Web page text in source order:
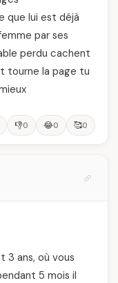
que lui est déjà
par ses
perdu cachent
tourne la page tu
👎0 😂0 🥰0
3 ans, où vous
5 mois il